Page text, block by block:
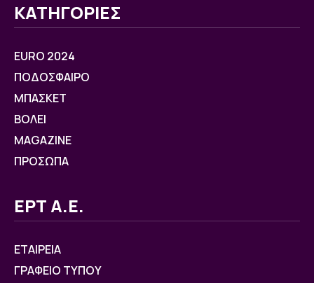
ΚΑΤΗΓΟΡΙΕΣ
EURO 2024
ΠΟΔΟΣΦΑΙΡΟ
ΜΠΑΣΚΕΤ
ΒOΛΕΙ
MAGAZINE
ΠΡΟΣΩΠΑ
ΕΡΤ Α.Ε.
ΕΤΑΙΡΕΙΑ
ΓΡΑΦΕΙΟ ΤΥΠΟΥ